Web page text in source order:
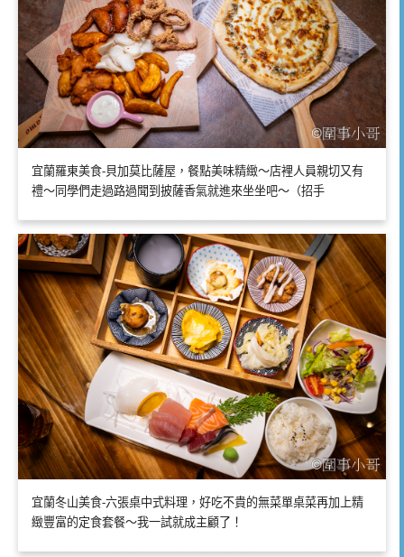
宜蘭羅東美食-貝加莫比薩屋，餐點美味精緻～店裡人員親切又有
禮～同學們走過路過聞到披薩香氣就進來坐坐吧～（招手
宜蘭冬山美食-六張桌中式料理，好吃不貴的無菜單桌菜再加上精
緻豐富的定食套餐～我一試就成主顧了！